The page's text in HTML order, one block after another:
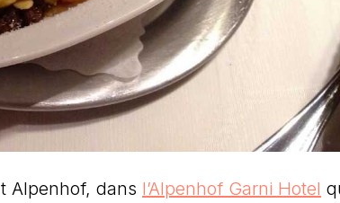
Alpenhof, dans l’Alpenhof Garni Hotel